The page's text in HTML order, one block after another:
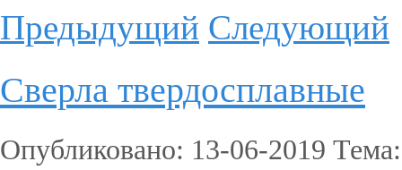
Предыдущий Следующий
Сверла твердосплавные
Опубликовано: 13-06-2019